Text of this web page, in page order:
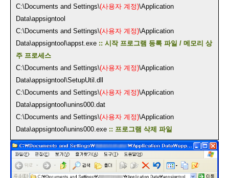
C:\Documents and Settings\(사용자 계정)\Application
Data\appsigntool
C:\Documents and Settings\(사용자 계정)\Application
Data\appsigntool\appst.exe :: 시작 프로그램 등록 파일 / 메모리 상
주 프로세스
C:\Documents and Settings\(사용자 계정)\Application
Data\appsigntool\SetupUtil.dll
C:\Documents and Settings\(사용자 계정)\Application
Data\appsigntool\unins000.dat
C:\Documents and Settings\(사용자 계정)\Application
Data\appsigntool\unins000.exe :: 프로그램 삭제 파일